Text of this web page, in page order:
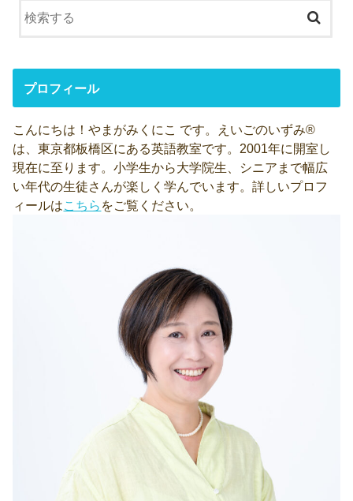
プロフィール
こんにちは！やまがみくにこ です。えいごのいずみ®
は、東京都板橋区にある英語教室です。2001年に開室し
現在に至ります。小学生から大学院生、シニアまで幅広
い年代の生徒さんが楽しく学んでいます。詳しいプロフ
ィールはこちら をご覧ください。